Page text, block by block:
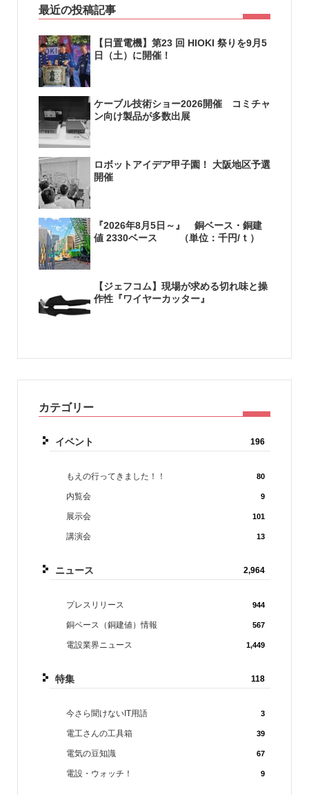
最近の投稿記事
【日置電機】第23 回 HIOKI 祭りを9月5
日（土）に開催！
ケーブル技術ショー2026開催 コミチャ
ン向け製品が多数出展
ロボットアイデア甲子園！ 大阪地区予選
開催
『2026年8月5日～』 銅ベース・銅建
値 2330ベース （単位：千円/ｔ）
【ジェフコム】現場が求める切れ味と操
作性『ワイヤーカッター』
カテゴリー
イベント 196
もえの行ってきました！！ 80
内覧会 9
展示会 101
講演会 13
ニュース 2,964
プレスリリース 944
銅ベース（銅建値）情報 567
電設業界ニュース 1,449
特集 118
今さら聞けないIT用語 3
電工さんの工具箱 39
電気の豆知識 67
電設・ウォッチ！ 9